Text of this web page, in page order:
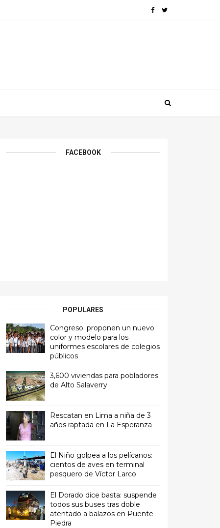
FACEBOOK
POPULARES
Congreso: proponen un nuevo
color y modelo para los
uniformes escolares de colegios
públicos
3,600 viviendas para pobladores
de Alto Salaverry
Rescatan en Lima a niña de 3
años raptada en La Esperanza
El Niño golpea a los pelícanos:
cientos de aves en terminal
pesquero de Víctor Larco
El Dorado dice basta: suspende
todos sus buses tras doble
atentado a balazos en Puente
Piedra